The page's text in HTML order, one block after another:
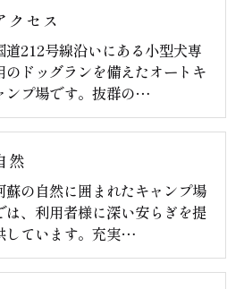
･削除・利用停止の具体的手続
電話でお問合せ下さい。
クセス
道212号線沿いにある小型犬専
のドッグランを備えたオートキ
ンプ場です。抜群の…
然
蘇の自然に囲まれたキャンプ場
は、利用者様に深い安らぎを提
しています。充実…
予約はこちら